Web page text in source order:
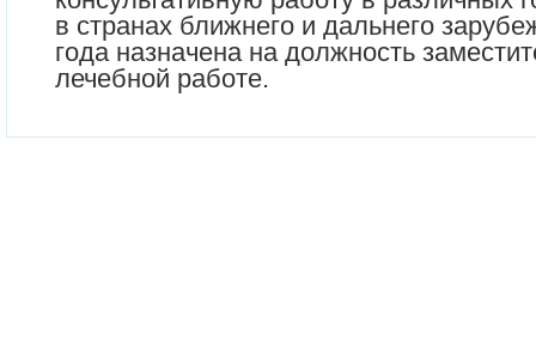
в странах ближнего и дальнего
года назначена на должность
лечебной работе.